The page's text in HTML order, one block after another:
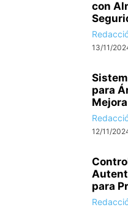
con
13/11/
para
12/11/
para